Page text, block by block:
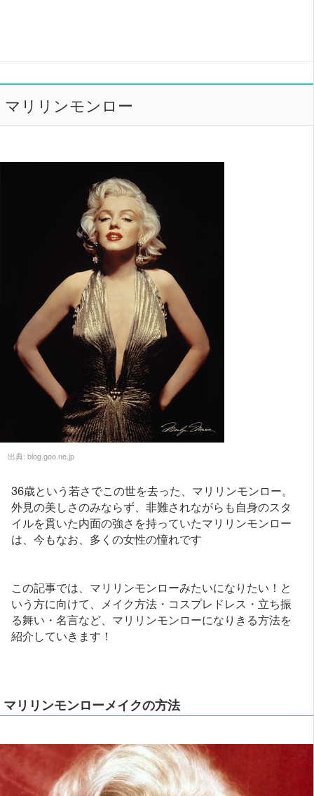
マリリンモンロー
出典: blog.goo.ne.jp
36歳という若さでこの世を去った、マリリンモンロー。
外見の美しさのみならず、非難されながらも自身のスタ
イルを貫いた内面の強さを持っていたマリリンモンロー
は、今もなお、多くの女性の憧れです
この記事では、マリリンモンローみたいになりたい！と
いう方に向けて、メイク方法・コスプレドレス・立ち振
る舞い・名言など、マリリンモンローになりきる方法を
紹介していきます！
マリリンモンローメイクの方法